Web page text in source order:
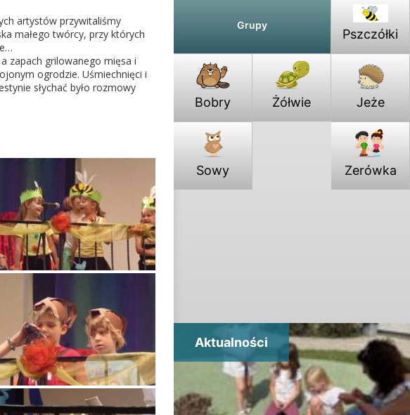
artystów przywitaliśmy
małego twórcy, przy których
zapach grilowanego mięsa i
ogrodzie. Uśmiechnięci i
słychać było rozmowy
Grupy
Pszczółki
Bobry Żółwie Jeże
Sowy Zerówka
Aktualności